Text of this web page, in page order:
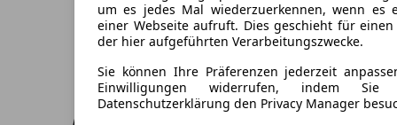
um es jedes Mal wiederzuerkennen, wenn es
einer Webseite aufruft. Dies geschieht für
der hier aufgeführten Verarbeitungszwecke.
Sie können Ihre Präferenzen jederzeit
Einwilligungen widerrufen, indem
Datenschutzerklärung den Privacy Manager